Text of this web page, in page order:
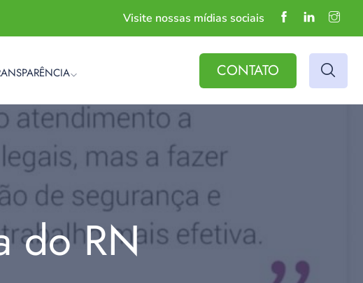
Visite nossas mídias sociais
CONTATO
do RN